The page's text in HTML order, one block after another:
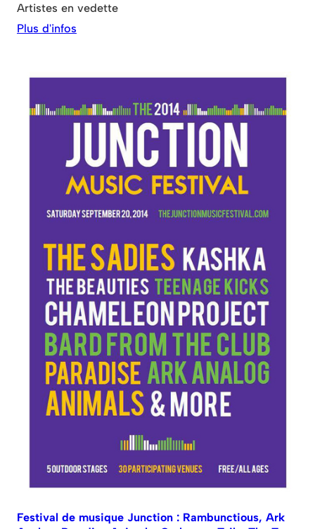
Artistes en vedette
Plus d'infos
Festival de musique Junction : Rambunctious, Ark